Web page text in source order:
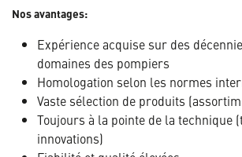
Nos avantages:
Expérience acquise sur des
domaines des pompiers
Homologation selon les normes
Vaste sélection de produits
Toujours à la pointe de la technique
innovations)